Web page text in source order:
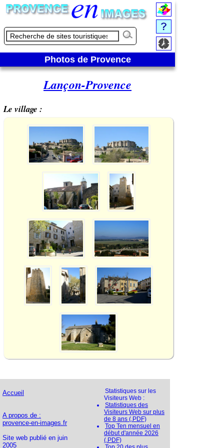
Photos de Provence
Lançon-Provence
Le village :
Accueil
A propos de :
provence-en-images.fr
Site web publié en juin
2005
Statistiques sur les
Visiteurs Web :
Statistiques des
Visiteurs Web sur plus
de 8 ans (.PDF)
Top Ten mensuel en
début d'année 2026
(.PDF)